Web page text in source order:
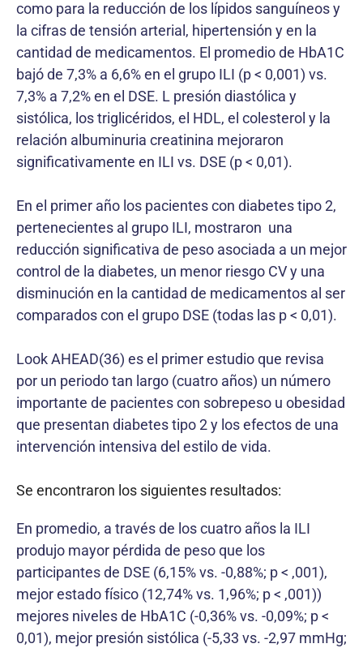
como para la reducción de los lípidos sanguíneos y
la cifras de tensión arterial, hipertensión y en la
cantidad de medicamentos. El promedio de HbA1C
bajó de 7,3% a 6,6% en el grupo ILI (p < 0,001) vs.
7,3% a 7,2% en el DSE. L presión diastólica y
sistólica, los triglicéridos, el HDL, el colesterol y la
relación albuminuria creatinina mejoraron
significativamente en ILI vs. DSE (p < 0,01).
En el primer año los pacientes con diabetes tipo 2,
pertenecientes al grupo ILI, mostraron una
reducción significativa de peso asociada a un mejor
control de la diabetes, un menor riesgo CV y una
disminución en la cantidad de medicamentos al ser
comparados con el grupo DSE (todas las p < 0,01).
Look AHEAD(36) es el primer estudio que revisa
por un periodo tan largo (cuatro años) un número
importante de pacientes con sobrepeso u obesidad
que presentan diabetes tipo 2 y los efectos de una
intervención intensiva del estilo de vida.
Se encontraron los siguientes resultados:
En promedio, a través de los cuatro años la ILI
produjo mayor pérdida de peso que los
participantes de DSE (6,15% vs. -0,88%; p < ,001),
mejor estado físico (12,74% vs. 1,96%; p < ,001))
mejores niveles de HbA1C (-0,36% vs. -0,09%; p <
0,01), mejor presión sistólica (-5,33 vs. -2,97 mmHg;